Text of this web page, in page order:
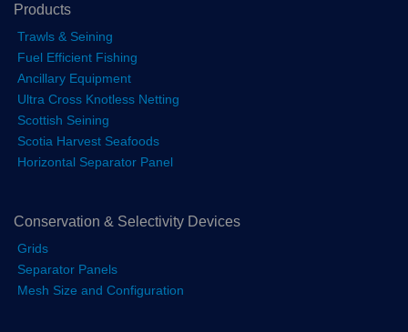
Products
Trawls & Seining
Fuel Efficient Fishing
Ancillary Equipment
Ultra Cross Knotless Netting
Scottish Seining
Scotia Harvest Seafoods
Horizontal Separator Panel
Conservation & Selectivity Devices
Grids
Separator Panels
Mesh Size and Configuration